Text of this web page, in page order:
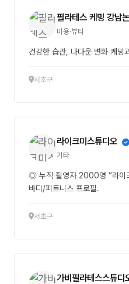
필라테스 케밍 강남
미용·뷰티
건강한 습관, 나다운 변화 케밍
서초구
라이크미스튜디오
기타
◎ 누적 촬영자 2000명 “라이크미스튜디
바디/피트니스 프로필.
서초구
가비필라테스스튜디